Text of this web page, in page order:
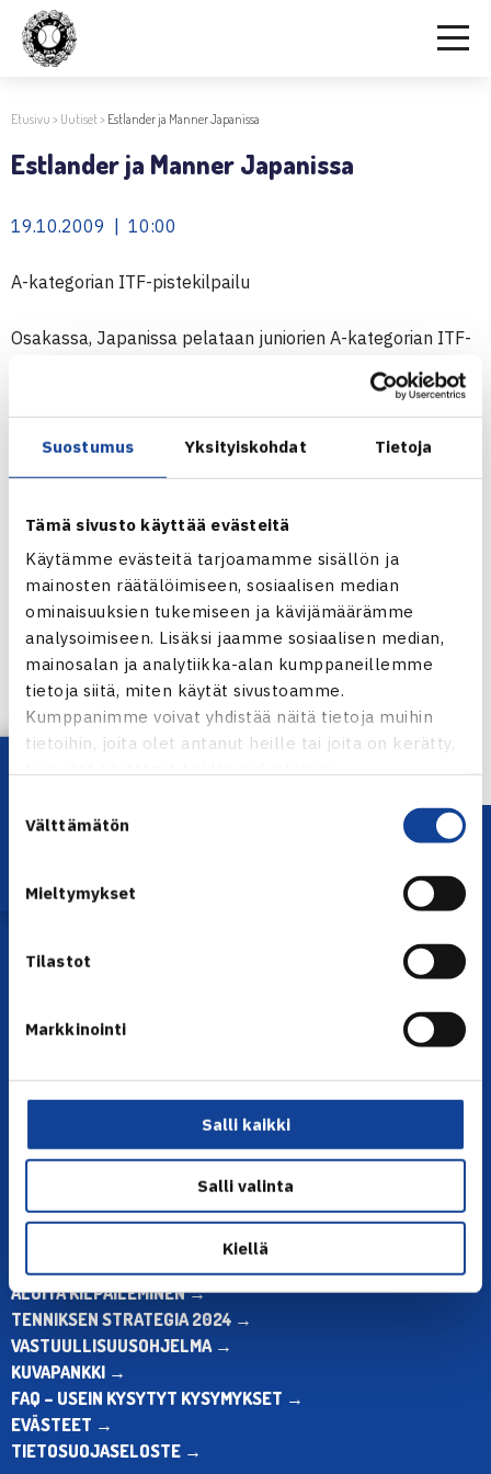
Suostumus Yksityiskohdat Tietoja
Tämä sivusto käyttää evästeitä
Käytämme evästeitä tarjoamamme sisällön ja
mainosten räätälöimiseen, sosiaalisen median
ominaisuuksien tukemiseen ja kävijämäärämme
analysoimiseen. Lisäksi jaamme sosiaalisen median,
mainosalan ja analytiikka-alan kumppaneillemme
tietoja siitä, miten käytät sivustoamme.
Kumppanimme voivat yhdistää näitä tietoja muihin
tietoihin, joita olet antanut heille tai joita on kerätty,
valinta
Välttämätön
Mieltymykset
Tilastot
Markkinointi
Salli kaikki
Salli valinta
Kiellä
Etusivu > Uutiset> Estlander ja Manner Japanissa
Estlander ja Manner Japanissa
19.10.2009 | 10:00
A-kategorian ITF-pistekilpailu
Osakassa, Japanissa pelataan juniorien A-kategorian ITF-
pistekilpailua. Suomesta kilpailuun osallistuvat
Tuomas
(ITF 393).
Takeshi Endon (ITF 781) ja pääsarjaan villin kortin saanut
Juniorien ITF-pistekilpailu Osakassa
Jaa:
← Edellinen
Seuraava uutinen: Estlanderille ja Mannerille…
Lataa OmaTennis!
Olympiastadion, Paavo Nurmen tie 1, 00250 Helsinki
Toimiston puhelinajat:
Muina aikoina olkaa yhteydessä
sähköpostitse: toimisto@tennis.fi
KAIKKI YHTEYSTIEDOT →
ALOITA HARRASTUS →
ALOITA KILPAILEMINEN →
TENNIKSEN STRATEGIA 2024 →
VASTUULLISUUSOHJELMA →
KUVAPANKKI →
FAQ – USEIN KYSYTYT KYSYMYKSET →
EVÄSTEET →
TIETOSUOJASELOSTE →